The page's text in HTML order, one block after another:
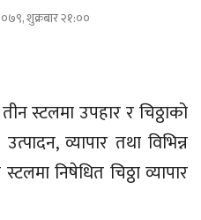
शुक्रबार २१:००
स्टलमा उपहार र चिठ्ठाको
व्यापार तथा विभिन्न
निषेधित चिठ्ठा व्यापार